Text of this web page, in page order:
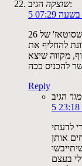
שוצקההגיב:
נראה מעולה! אני הולכת להכין היום, נראה לך שסוטאז' של 26
מתכוונת להחליף את
מקווה שיצא
Reply
לדעתי
אותן
בעצם